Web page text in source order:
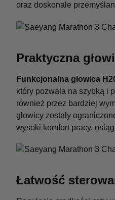
oraz doskonale
Praktyczna
Funkcjonalna głowica
który pozwala na szybką i
również przez bardziej
głowicy zostały
wysoki komfort pracy,
Łatwość